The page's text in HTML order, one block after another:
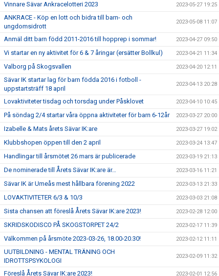
Vinnare Sävar Ankracelotteri 2023 2023-05-27 19:25
ANKRACE - Köp en lott och bidra till barn- och
ungdomsidrott
2023-05-08 11:07
Anmäl ditt barn född 2011-2016 till hopprep i sommar! 2023-04-27 09:50
Vi startar en ny aktivitet för 6 & 7 åringar (ersätter Bollkul) 2023-04-21 11:34
Valborg på Skogsvallen 2023-04-20 12:11
Sävar IK startar lag för barn födda 2016 i fotboll -
uppstartsträff 18 april
2023-04-13 20:28
Lovaktiviteter tisdag och torsdag under Påsklovet 2023-04-10 10:45
På söndag 2/4 startar våra öppna aktiviteter för barn 6-12år 2023-03-27 20:00
Izabelle & Mats årets Sävar IK:are 2023-03-27 19:02
Klubbshopen öppen till den 2 april 2023-03-24 13:47
Handlingar till årsmötet 26 mars är publicerade 2023-03-19 21:13
De nominerade till Årets Sävar IK:are är… 2023-03-16 11:21
Sävar IK är Umeås mest hållbara förening 2022 2023-03-13 21:33
LOVAKTIVITETER 6/3 & 10/3 2023-03-03 21:08
Sista chansen att föreslå Årets Sävar IK:are 2023! 2023-02-28 12:00
SKRIDSKODISCO PÅ SKOGSTORPET 24/2 2023-02-17 11:39
Välkommen på årsmöte 2023-03-26, 18.00-20.30! 2023-02-12 11:11
UUTBILDNING - MENTAL TRÄNING OCH
IDROTTSPSYKOLOGI
2023-02-09 11:32
Föreslå Årets Sävar IK:are 2023! 2023-02-01 12:56